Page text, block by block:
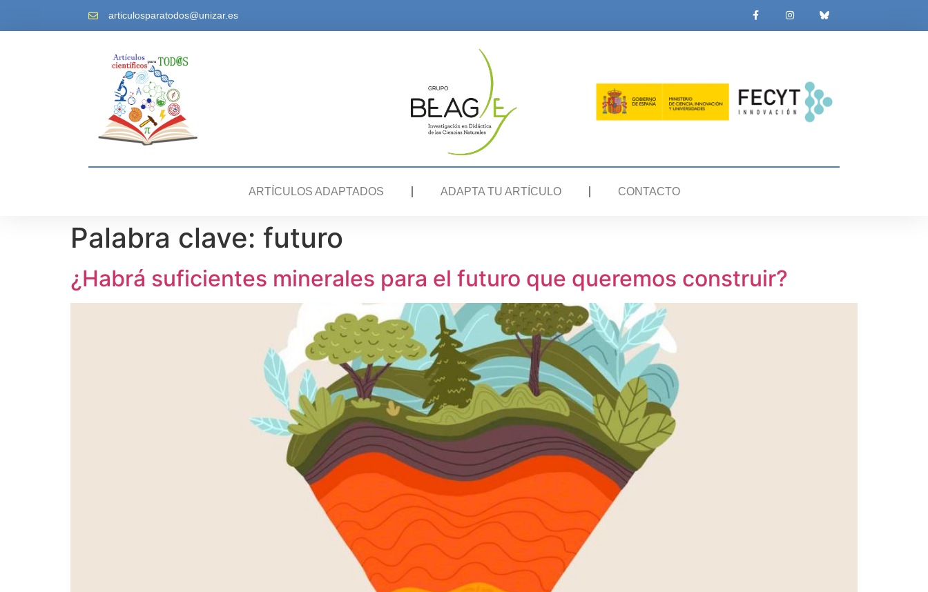
articulosparatodos@unizar.es
ARTÍCULOS ADAPTADOS ADAPTA TU ARTÍCULO CONTACTO
Palabra clave: futuro
¿Habrá suficientes minerales para el futuro que queremos construir?